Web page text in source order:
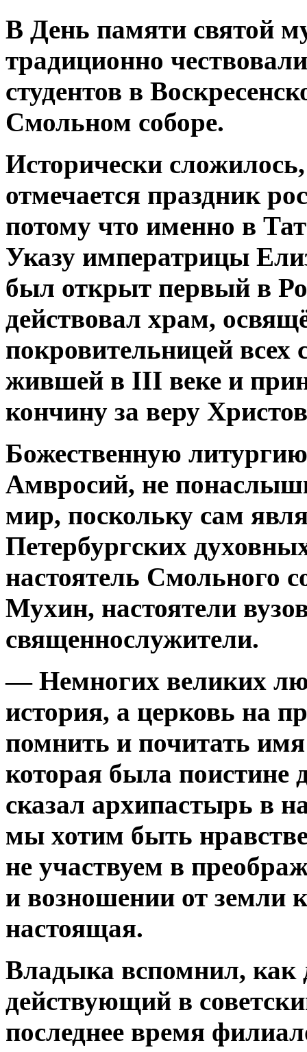
В День памяти святой
традиционно
студентов в
Смольном соборе.
Исторически
отмечается праздник
потому что именно в
Указу императрицы
был открыт первый в
действовал храм,
покровительницей всех
жившей в III веке и
кончину за веру
Божественную
Амвросий, не
мир, поскольку сам
Петербургских
настоятель Смольного
Мухин, настоятели
священнослужители.
— Немногих великих
история, а церковь на
помнить и почитать
которая была
сказал архипастырь в
мы хотим быть
не участвуем в
и возношении от земли
настоящая.
Владыка вспомнил, как
действующий в
последнее время